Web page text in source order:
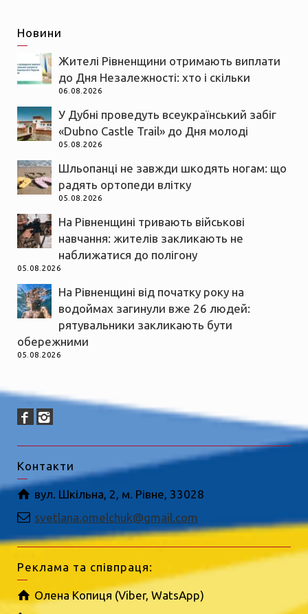
Новини
Жителі Рівненщини отримають виплати
до Дня Незалежності: хто і скільки
06.08.2026
У Дубні проведуть всеукраїнський забіг
«Dubno Castle Trail» до Дня молоді
05.08.2026
Шльопанці не завжди шкодять ногам: що
радять ортопеди влітку
05.08.2026
На Рівненщині тривають військові
навчання: жителів закликають не
наближатися до полігону
05.08.2026
На Рівненщині від початку року на
водоймах загинули вже 26 людей:
рятувальники закликають бути
обережними
05.08.2026
Контакти
вул. Шкільна, 2, м. Рівне, 33028
svetlana.omelchuk@gmail.com
Реклама та співпраця:
Олена Копиця (Viber, WatsApp)